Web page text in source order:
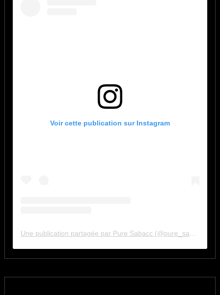
Voir cette publication sur Instagram
Une publication partagée par Pure Sabacc (@pure_sabacc_fr)